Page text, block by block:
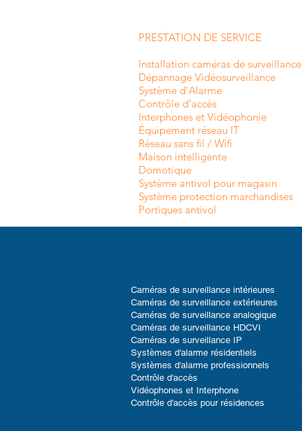
PRESTATION DE SERVICE
Installation caméras de surveillance
Dépannage Vidéosurveillance
Système d'Alarme
Contrôle d'accès
Interphones et Vidéophonie
Équipement réseau IT
Réseau sans fil / Wifi
Maison intelligente
Domotique
Système antivol pour magasin
Système protection marchandises
Portiques antivol
Caméras de surveillance intérieures
Caméras de surveillance extérieures
Caméras de surveillance analogique
Caméras de surveillance HDCVI
Caméras de surveillance IP
Systèmes d'alarme résidentiels
Systèmes d'alarme professionnels
Contrôle d'accès
Vidéophones et Interphone
Contrôle d'accès pour résidences